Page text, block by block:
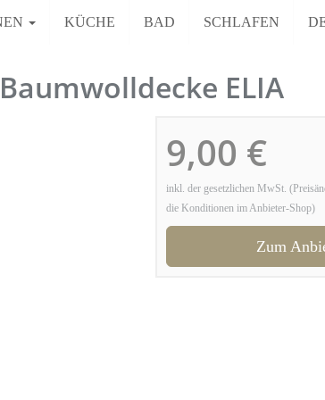
KÜCHE BAD SCHLAFEN
ELIA
9,00 €
inkl. der gesetzlichen MwSt.
die Konditionen im Anbieter-Shop)
Zum